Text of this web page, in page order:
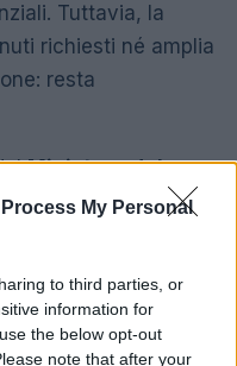
My Personal
to third parties, or
information for
the below opt-out
note that after your
Tuttavia, la
richiesti né amplia
resta
Ministero del
per completare
verifiche
i rischi di